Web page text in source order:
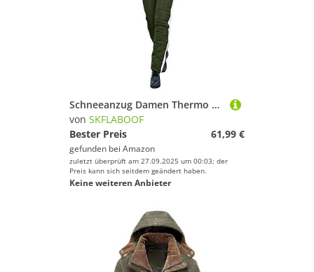
Schneeanzug Damen Thermo Overall Skianzug Einteiler Wasserdicht Skijacke Mit Kapuze Wintermantel Jumpsuit Elegant Warme Winter Thermohose Armeegrün XL
von SKFLABOOF
Bester Preis
61,99 €
gefunden bei Amazon
zuletzt überprüft am 27.09.2025 um 00:03; der
Preis kann sich seitdem geändert haben.
Keine weiteren Anbieter